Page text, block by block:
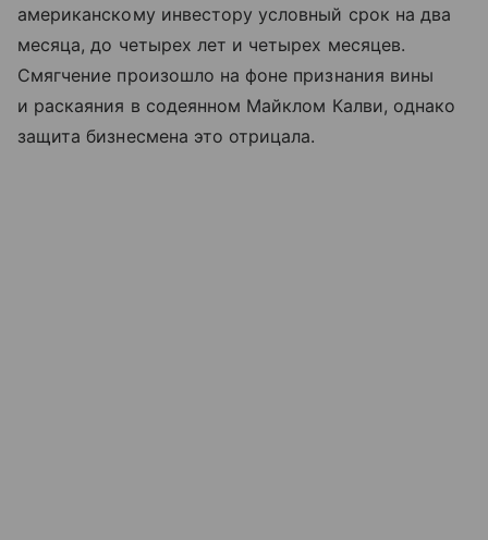
американскому инвестору условный срок на два
месяца, до четырех лет и четырех месяцев.
Смягчение произошло на фоне признания вины
и раскаяния в содеянном Майклом Калви, однако
защита бизнесмена это отрицала.